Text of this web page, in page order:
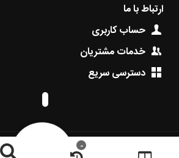
ارتباط با ما
حساب کاربری
خدمات مشتریان
دسترسی سریع
© کاراکو اسپرت. 2026. کلیه حقوق محفوظ می‌باشد.
0